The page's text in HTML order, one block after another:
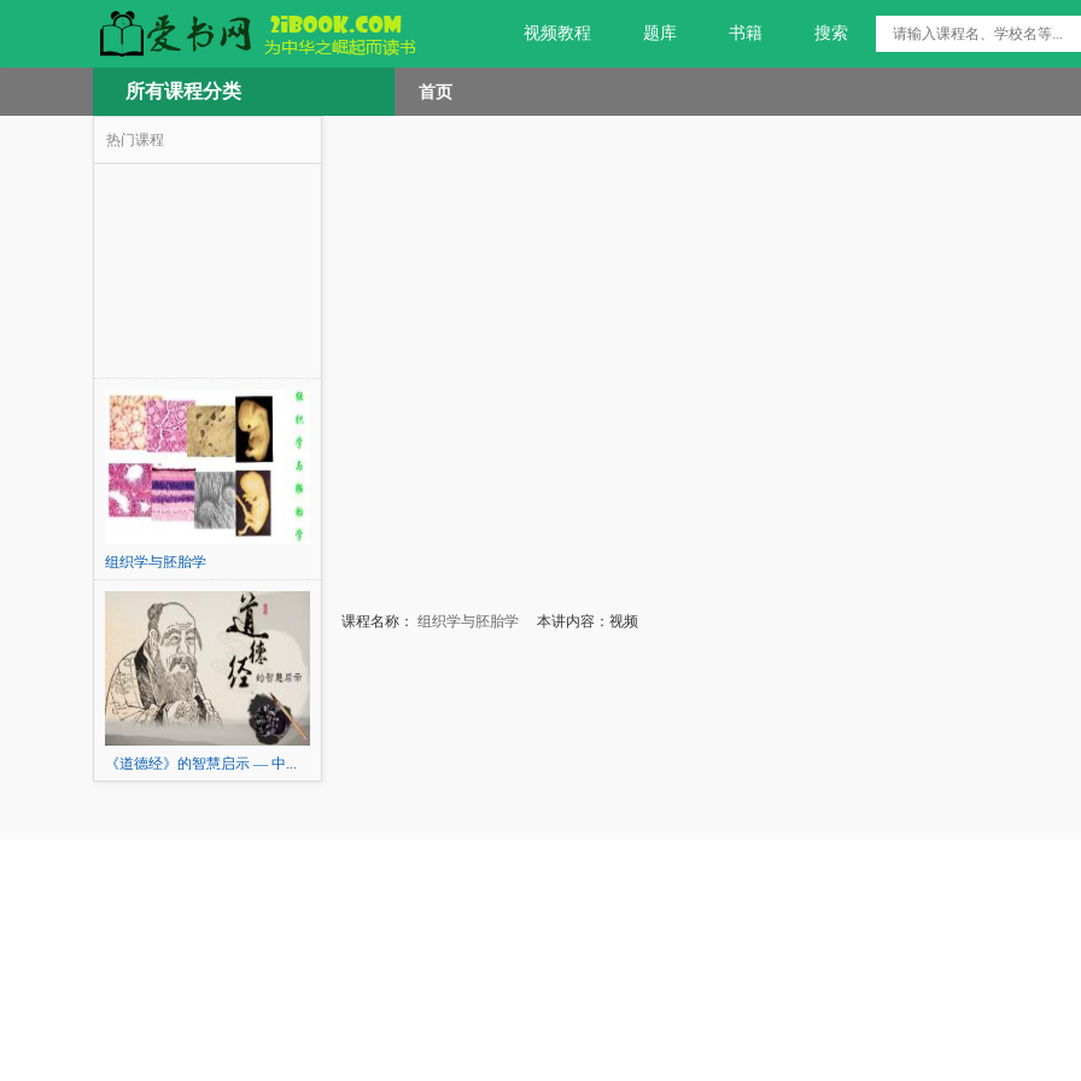
视频教程 题库 书籍 搜索
所有课程分类 首页
热门课程
组织学与胚胎学
《道德经》的智慧启示 — 中...
课程名称： 组织学与胚胎学 本讲内容：视频